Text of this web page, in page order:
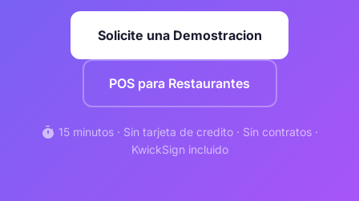
Solicite una Demostracion
POS para Restaurantes
timer 15 minutos · Sin tarjeta de credito · Sin contratos ·
KwickSign incluido